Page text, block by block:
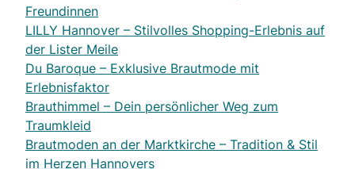
Freundinnen
LILLY Hannover – Stilvolles Shopping-Erlebnis auf
der Lister Meile
Du Baroque – Exklusive Brautmode mit
Erlebnisfaktor
Brauthimmel – Dein persönlicher Weg zum
Traumkleid
Brautmoden an der Marktkirche – Tradition & Stil
im Herzen Hannovers